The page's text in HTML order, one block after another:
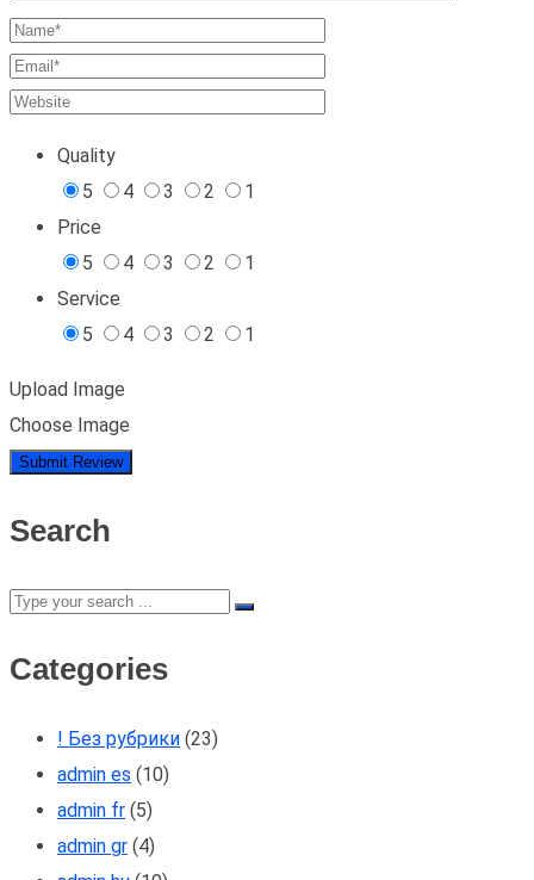
Quality
5
4 3 2
1
Price
5
4 3 2
1
Service
5
4 3 2 1
Upload Image
Choose Image
Search
Categories
! Без рубрики (23)
admin es (10)
admin fr (5)
admin gr (4)